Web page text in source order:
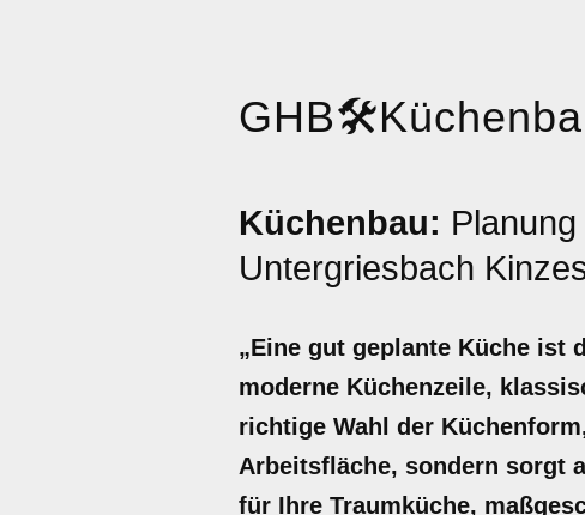
GHB🛠️
Küchenbau:
Untergriesbach
„Eine gut geplante Küche ist
moderne Küchenzeile,
richtige Wahl der
Arbeitsfläche, sondern sorgt
für Ihre Traumküche,